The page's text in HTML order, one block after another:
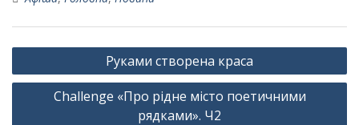
Навігація
записів
Руками створена краса
Challenge «Про рідне місто поетичними
рядками». Ч2